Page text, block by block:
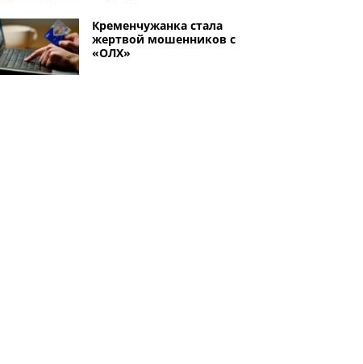
Кременчужанка стала
жертвой мошенников с
«ОЛХ»